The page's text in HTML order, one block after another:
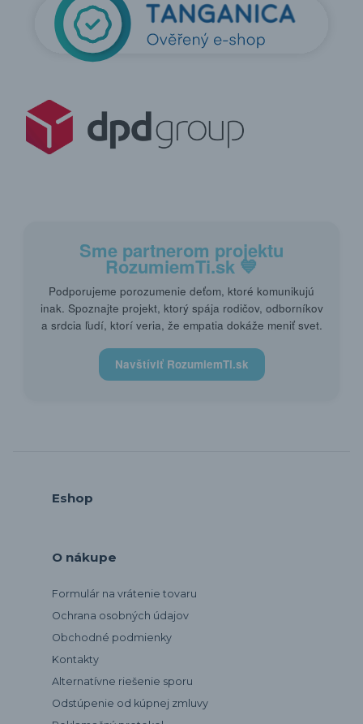
Sme partnerom projektu
RozumiemTi.sk💙
Podporujeme porozumenie deťom, ktoré komunikujú
inak. Spoznajte projekt, ktorý spája rodičov, odborníkov
a srdcia ľudí, ktorí veria, že empatia dokáže meniť svet.
Navštíviť RozumiemTi.sk
Eshop
O nákupe
Formulár na vrátenie tovaru
Ochrana osobných údajov
Obchodné podmienky
Kontakty
Alternatívne riešenie sporu
Odstúpenie od kúpnej zmluvy